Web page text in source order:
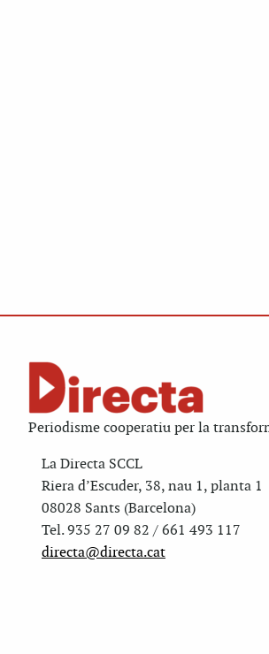
Periodisme cooperatiu per la
La Directa SCCL
Riera d’Escuder, 38, nau 1, planta 1
08028 Sants (Barcelona)
Tel. 935 27 09 82 / 661 493 117
directa@directa.cat